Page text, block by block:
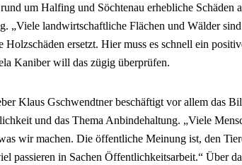
um Halfing und Söchtenau erhebliche Schäden
„Viele landwirtschaftliche Flächen und Wälder
Holzschäden ersetzt. Hier muss es schnell ein
Kaniber will das zügig überprüfen.
Klaus Gschwendtner beschäftigt vor allem das
und das Thema Anbindehaltung. „Viele
wir machen. Die öffentliche Meinung ist, den
passieren in Sachen Öffentlichkeitsarbeit.“ Über